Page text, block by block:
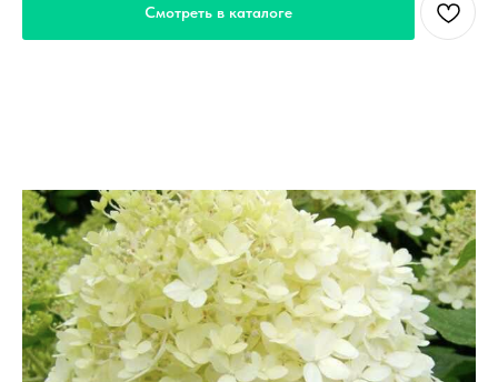
Смотреть в каталоге